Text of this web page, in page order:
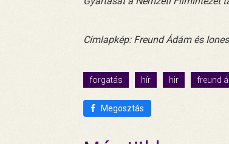
Címlapkép: Freund Ádám és
forgatás hír hir freund
Megosztás